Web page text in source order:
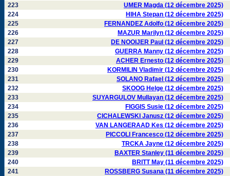
223
UMER Magda (12 décembre 2025)
224
HIHA Stepan (12 décembre 2025)
225
FERNANDEZ Adolfo (12 décembre 2025)
226
MAZUR Marilyn (12 décembre 2025)
227
DE NOOIJER Paul (12 décembre 2025)
228
GUERRA Manny (12 décembre 2025)
229
ACHER Ernesto (12 décembre 2025)
230
KORMILIN Vladimir (12 décembre 2025)
231
SOLANO Rafael (12 décembre 2025)
232
SKOOG Helge (12 décembre 2025)
233
SUYARGULOV Mullayan (12 décembre 2025)
234
FIGGIS Susie (12 décembre 2025)
235
CICHALEWSKI Janusz (12 décembre 2025)
236
VAN LANGERAAD Kes (12 décembre 2025)
237
PICCOLI Francesco (12 décembre 2025)
238
TRCKA Jayne (12 décembre 2025)
239
BAXTER Stanley (11 décembre 2025)
240
BRITT May (11 décembre 2025)
241
ROSSBERG Susana (11 décembre 2025)